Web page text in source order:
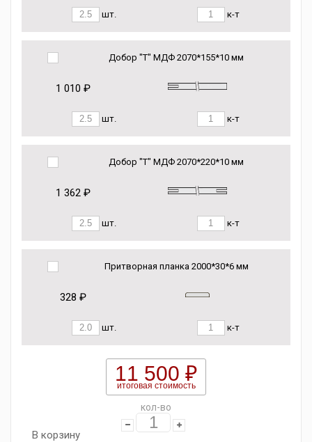
шт. к-т
Добор "Т" МДФ 2070*155*10 мм
1 010 ₽
шт. к-т
Добор "Т" МДФ 2070*220*10 мм
1 362 ₽
шт. к-т
Притворная планка 2000*30*6 мм
328 ₽
шт. к-т
11 500 ₽
итоговая стоимость
кол-во
В корзину